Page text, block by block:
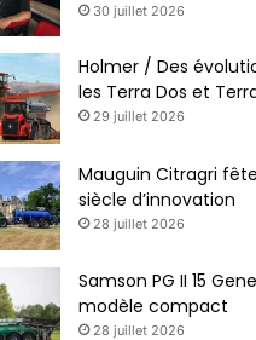
30 juillet 2026
Holmer / Des
les Terra Dos et
29 juillet 2026
Mauguin Citragri
siècle d’innovation
28 juillet 2026
Samson PG II 15
modèle compact
28 juillet 2026